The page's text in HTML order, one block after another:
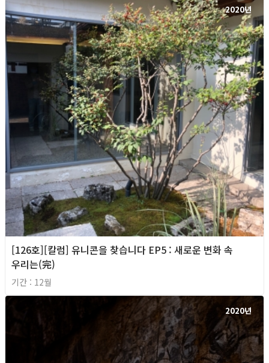
2020년
[126호][칼럼] 유니콘을 찾습니다 EP5 : 새로운 변화 속
우리는(完)
기간 : 12월
2020년